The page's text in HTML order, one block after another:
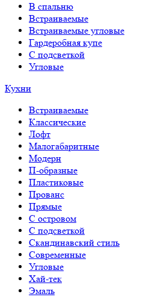
В спальню
Встраиваемые
Встраиваемые угловые
Гардеробная купе
С подсветкой
Угловые
Кухни
Встраиваемые
Классические
Лофт
Малогабаритные
Модерн
П-образные
Пластиковые
Прованс
Прямые
С островом
С подсветкой
Скандинавский стиль
Современные
Угловые
Хай-тек
Эмаль